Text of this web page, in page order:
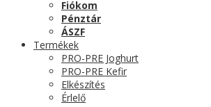
Fiókom
Pénztár
ÁSZF
Termékek
PRO-PRE Joghurt
PRO-PRE Kefir
Elkészítés
Érlelő